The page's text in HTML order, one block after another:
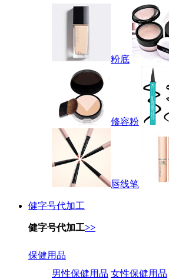
粉底
修容粉
唇线笔
健字号代加工
健字号代加工>>
保健用品
男性保健用品 女性保健用品